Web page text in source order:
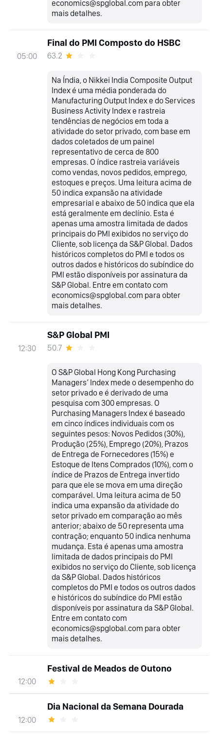
economics@spglobal.com para obter
mais detalhes.
05:00
Final do PMI Composto do HSBC
63.2
Na Índia, o Nikkei India Composite Output
Index é uma média ponderada do
Manufacturing Output Index e do Services
Business Activity Index e rastreia
tendências de negócios em toda a
atividade do setor privado, com base em
dados coletados de um painel
representativo de cerca de 800
empresas. O índice rastreia variáveis
como vendas, novos pedidos, emprego,
estoques e preços. Uma leitura acima de
50 indica expansão na atividade
empresarial e abaixo de 50 indica que ela
está geralmente em declínio. Esta é
apenas uma amostra limitada de dados
principais do PMI exibidos no serviço do
Cliente, sob licença da S&P Global. Dados
históricos completos do PMI e todos os
outros dados e históricos do subíndice do
PMI estão disponíveis por assinatura da
S&P Global. Entre em contato com
economics@spglobal.com para obter
mais detalhes.
12:30
S&P Global PMI
50.7
O S&P Global Hong Kong Purchasing
Managers’ Index mede o desempenho do
setor privado e é derivado de uma
pesquisa com 300 empresas. O
Purchasing Managers Index é baseado
em cinco índices individuais com os
seguintes pesos: Novos Pedidos (30%),
Produção (25%), Emprego (20%), Prazos
de Entrega de Fornecedores (15%) e
Estoque de Itens Comprados (10%), com o
índice de Prazos de Entrega invertido
para que ele se mova em uma direção
comparável. Uma leitura acima de 50
indica uma expansão da atividade do
setor privado em comparação ao mês
anterior; abaixo de 50 representa uma
contração; enquanto 50 indica nenhuma
mudança. Esta é apenas uma amostra
limitada de dados principais do PMI
exibidos no serviço do Cliente, sob licença
da S&P Global. Dados históricos
completos do PMI e todos os outros dados
e históricos do subíndice do PMI estão
disponíveis por assinatura da S&P Global.
Entre em contato com
economics@spglobal.com para obter
mais detalhes.
12:00
Festival de Meados de Outono
12:00
Dia Nacional da Semana Dourada